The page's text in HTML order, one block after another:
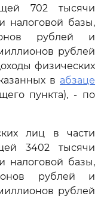
702 тысячи
налоговой базы,
рублей и
рублей
физических
в абзаце
пункта), - по
лиц в части
3402 тысячи
налоговой базы,
рублей и
рублей